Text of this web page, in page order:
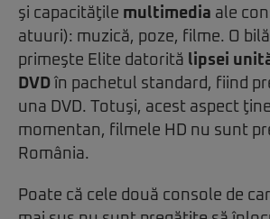
şi capacităţile multimedia ale
atuuri): muzică, poze, filme. O
primeşte Elite datorită lipsei
DVD în pachetul standard, fiind
una DVD. Totuşi, acest aspect
momentan, filmele HD nu sunt
România.
Poate că cele două console de